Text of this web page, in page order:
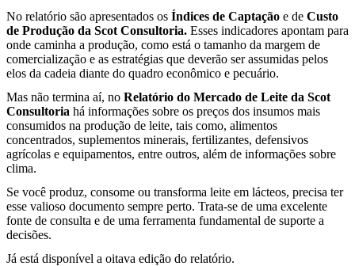
No relatório são apresentados os Índices de Captação e de Custo
de Produção da Scot Consultoria. Esses indicadores apontam para
onde caminha a produção, como está o tamanho da margem de
comercialização e as estratégias que deverão ser assumidas pelos
elos da cadeia diante do quadro econômico e pecuário.
Mas não termina aí, no Relatório do Mercado de Leite da Scot
Consultoria há informações sobre os preços dos insumos mais
consumidos na produção de leite, tais como, alimentos
concentrados, suplementos minerais, fertilizantes, defensivos
agrícolas e equipamentos, entre outros, além de informações sobre
clima.
Se você produz, consome ou transforma leite em lácteos, precisa ter
esse valioso documento sempre perto. Trata-se de uma excelente
fonte de consulta e de uma ferramenta fundamental de suporte a
decisões.
Já está disponível a oitava edição do relatório.